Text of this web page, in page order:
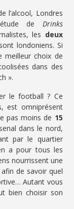
l’alcool, Londres
de Drinks
les deux
londoniens. Si
meilleur choix de
dans des
».
le football ? Ce
est omniprésent
pas moins de 15
dans le nord,
par le quartier
a pour tous les
nourrissent une
de savoir quel
Autant vous
bien choisir son